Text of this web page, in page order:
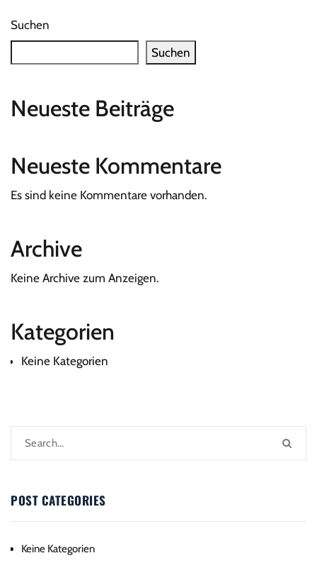
Suchen
Suchen
Neueste Beiträge
Neueste Kommentare
Es sind keine Kommentare vorhanden.
Archive
Keine Archive zum Anzeigen.
Kategorien
Keine Kategorien
POST CATEGORIES
Keine Kategorien